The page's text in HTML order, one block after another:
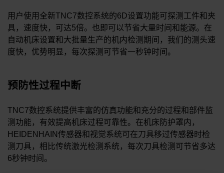
用户使用全新TNC7数控系统的6D设置功能可探测工件和夹
具，速度快，可达5倍。也即可以节省大量时间和能源。在
自动机床设置和大批量生产的机内检测期间，我们的测头速
度快，优势明显，每次探测可节省一秒钟时间。
预防性过程中断
TNC7数控系统提供丰富的仿真功能和充分的过程和部件监
测功能，有效提高机床过程可靠性。在机床防护罩内，
HEIDENHAIN传感器和视觉系统可在刀具移过传感器时检
测刀具，相比传统激光检测系统，每次刀具检测可节省多达
6秒钟时间。